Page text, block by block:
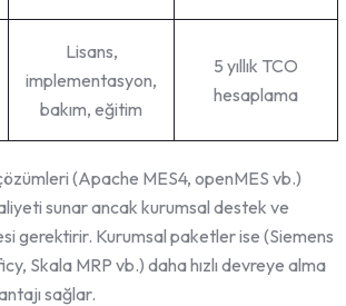
Lisans,
implementasyon,
bakım, eğitim
5 yıllık TCO
hesaplama
(Apache MES4, openMES vb.)
sunar ancak kurumsal destek ve
gerektirir. Kurumsal paketler ise (Siemens
Skala MRP vb.) daha hızlı devreye alma
sağlar.